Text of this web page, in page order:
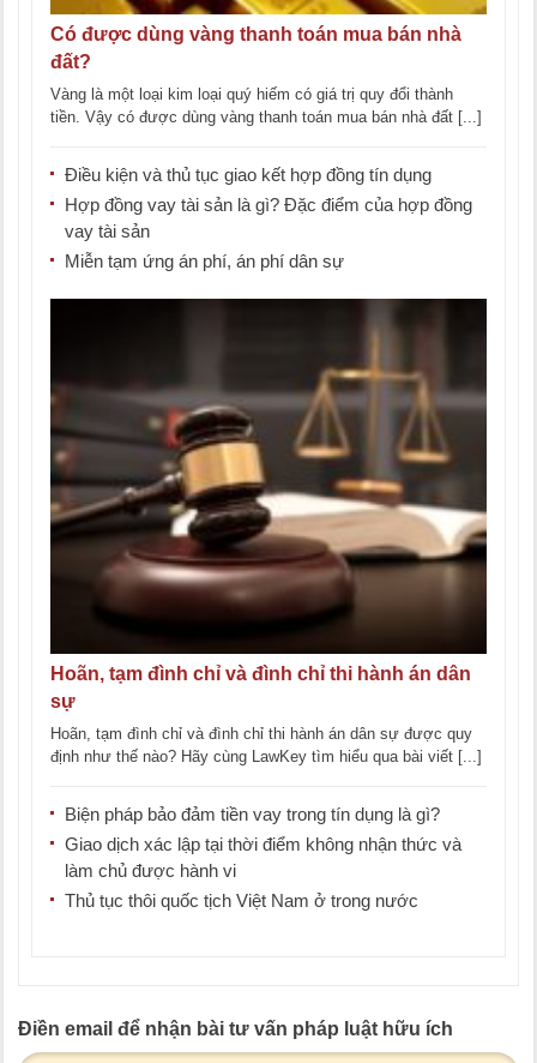
Có được dùng vàng thanh toán mua bán nhà
đất?
Vàng là một loại kim loại quý hiếm có giá trị quy đổi thành
tiền. Vậy có được dùng vàng thanh toán mua bán nhà đất [...]
Điều kiện và thủ tục giao kết hợp đồng tín dụng
Hợp đồng vay tài sản là gì? Đặc điểm của hợp đồng
vay tài sản
Miễn tạm ứng án phí, án phí dân sự
Hoãn, tạm đình chỉ và đình chỉ thi hành án dân
sự
Hoãn, tạm đình chỉ và đình chỉ thi hành án dân sự được quy
định như thế nào? Hãy cùng LawKey tìm hiểu qua bài viết [...]
Biện pháp bảo đảm tiền vay trong tín dụng là gì?
Giao dịch xác lập tại thời điểm không nhận thức và
làm chủ được hành vi
Thủ tục thôi quốc tịch Việt Nam ở trong nước
Điền email để nhận bài tư vấn pháp luật hữu ích